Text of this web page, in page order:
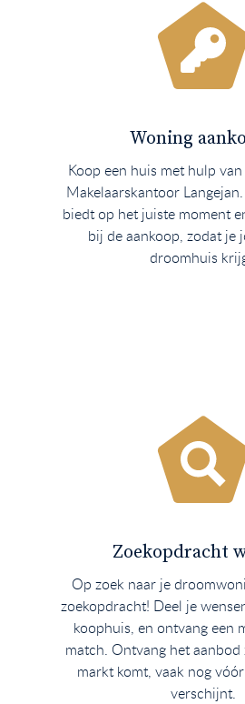
Woning
Koop een huis met hulp
Makelaarskantoor
biedt op het juiste moment
bij de aankoop, zodat je
droomhuis
Zoekopdracht
Op zoek naar je
zoekopdracht! Deel je
koophuis, en ontvang een
match. Ontvang het
markt komt, vaak nog
verschijnt.